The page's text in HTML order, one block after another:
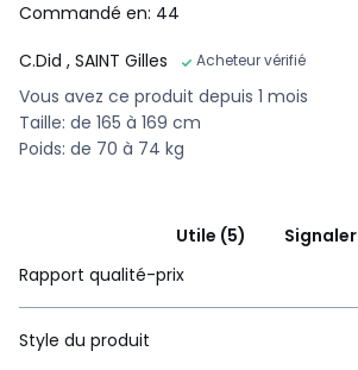
Commandé en: 44
C.Did , SAINT Gilles Acheteur vérifié
Vous avez ce produit depuis 1 mois
Taille: de 165 à 169 cm
Poids: de 70 à 74 kg
Utile (5)
Signaler
Rapport qualité-prix
Style du produit